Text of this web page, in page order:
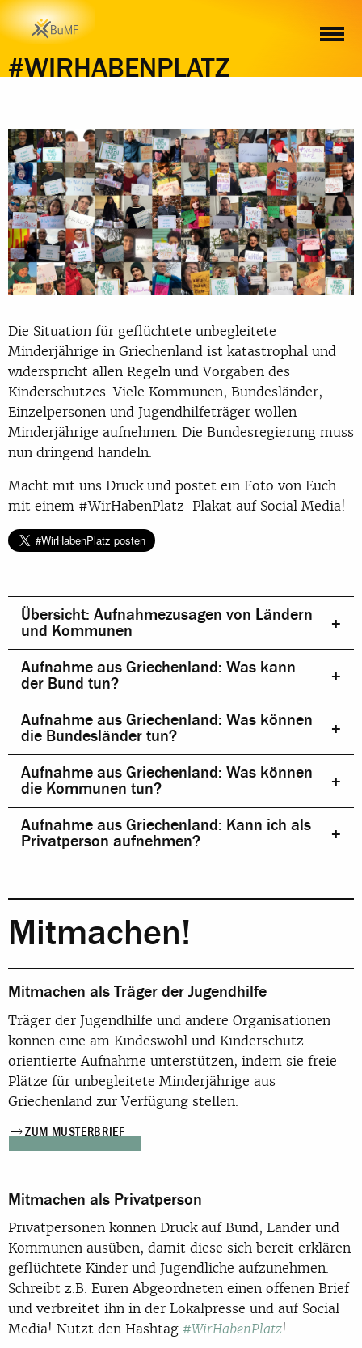
#WIRHABENPLATZ
MITMACHEN!
Die Situation für geflüchtete unbegleitete
Minderjährige in Griechenland ist katastrophal und
widerspricht allen Regeln und Vorgaben des
Kinderschutzes. Viele Kommunen, Bundesländer,
Einzelpersonen und Jugendhilfeträger wollen
Minderjährige aufnehmen. Die Bundesregierung muss
nun dringend handeln.
Macht mit uns Druck und postet ein Foto von Euch
mit einem #WirHabenPlatz-Plakat auf Social Media!
Übersicht: Aufnahmezusagen von Ländern
und Kommunen
Aufnahme aus Griechenland: Was kann
der Bund tun?
Aufnahme aus Griechenland: Was können
die Bundesländer tun?
Aufnahme aus Griechenland: Was können
die Kommunen tun?
Aufnahme aus Griechenland: Kann ich als
Privatperson aufnehmen?
Mitmachen!
Mitmachen als Träger der Jugendhilfe
Träger der Jugendhilfe und andere Organisationen
können eine am Kindeswohl und Kinderschutz
orientierte Aufnahme unterstützen, indem sie freie
Plätze für unbegleitete Minderjährige aus
Griechenland zur Verfügung stellen.
ZUM MUSTERBRIEF
Mitmachen als Privatperson
Privatpersonen können Druck auf Bund, Länder und
Kommunen ausüben, damit diese sich bereit erklären
geflüchtete Kinder und Jugendliche aufzunehmen.
Schreibt z.B. Euren Abgeordneten einen offenen Brief
und verbreitet ihn in der Lokalpresse und auf Social
Media! Nutzt den Hashtag #WirHabenPlatz!